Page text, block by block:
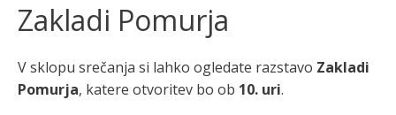
Zakladi Pomurja
V sklopu srečanja si lahko ogledate razstavo Zakladi
Pomurja, katere otvoritev bo ob 10. uri.